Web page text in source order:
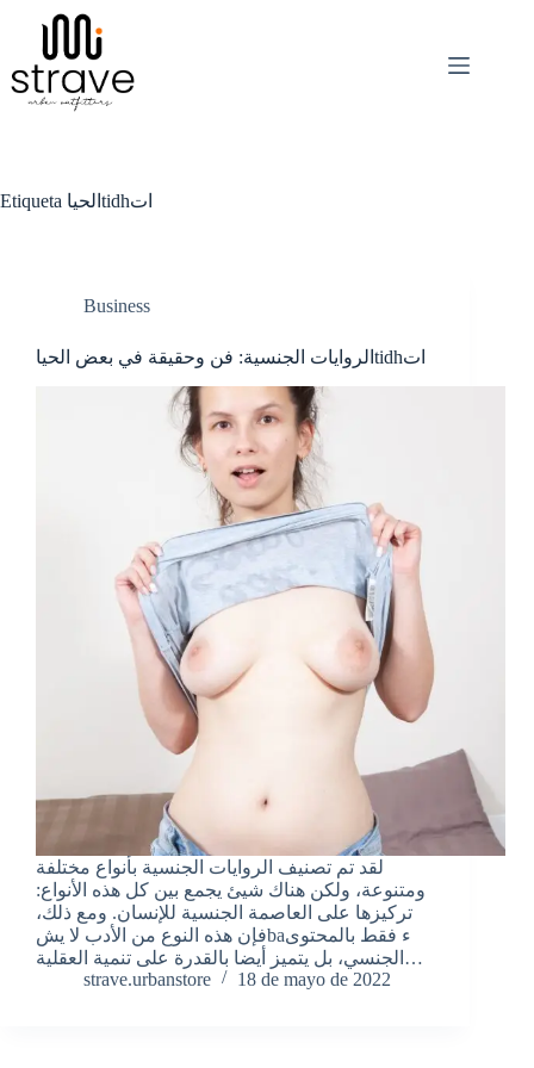
contenido
Etiqueta الحياtidhات
Business
الروايات الجنسية: فن وحقيقة في بعض الحياtidhات
لقد تم تصنيف الروايات الجنسية بأنواع مختلفة
ومتنوعة، ولكن هناك شيئ يجمع بين كل هذه الأنواع:
تركيزها على العاصمة الجنسية للإنسان. ومع ذلك،
فإن هذه النوع من الأدب لا يشbaء فقط بالمحتوى
الجنسي، بل يتميز أيضا بالقدرة على تنمية العقلية…
strave.urbanstore
18 de mayo de 2022